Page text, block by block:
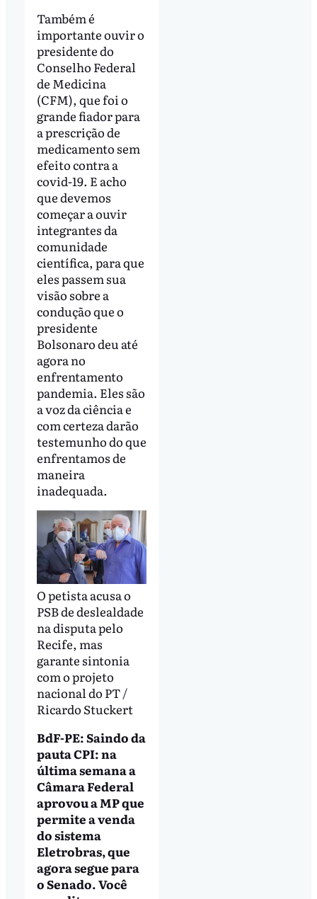
Também é
importante ouvir o
presidente do
Conselho Federal
de Medicina
(CFM), que foi o
grande fiador para
a prescrição de
medicamento sem
efeito contra a
covid-19. E acho
que devemos
começar a ouvir
integrantes da
comunidade
científica, para que
eles passem sua
visão sobre a
condução que o
presidente
Bolsonaro deu até
agora no
enfrentamento
pandemia. Eles são
a voz da ciência e
com certeza darão
testemunho do que
enfrentamos de
maneira
inadequada.
O petista acusa o
PSB de deslealdade
na disputa pelo
Recife, mas
garante sintonia
com o projeto
nacional do PT /
Ricardo Stuckert
BdF-PE: Saindo da
pauta CPI: na
última semana a
Câmara Federal
aprovou a MP que
permite a venda
do sistema
Eletrobras, que
agora segue para
o Senado. Você